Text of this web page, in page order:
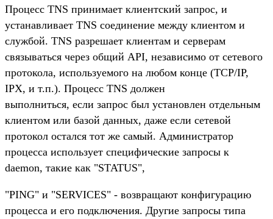
Процесс TNS принимает клиентский запрос, и
устанавливает TNS соединение между клиентом и
службой. TNS разрешает клиентам и серверам
связываться через общий API, независимо от сетевого
протокола, используемого на любом конце (TCP/IP,
IPX, и т.п.). Процесс TNS должен
выполниться, если запрос был установлен отдельным
клиентом или базой данных, даже если сетевой
протокол остался тот же самый. Администратор
процесса использует специфические запросы к
daemon, такие как "STATUS",
"PING" и "SERVICES" - возвращают конфигурацию
процесса и его подключения. Другие запросы типа